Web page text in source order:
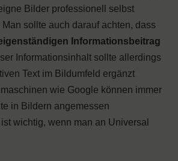
Bilder professionell selbst
sollte auch darauf achten, dass
Informationsbeitrag
Informationsinhalt sollte allerdings
Text im Bildumfeld ergänzt
wie Google können immer
in Bildern angemessen
wichtig, wenn man an Universal